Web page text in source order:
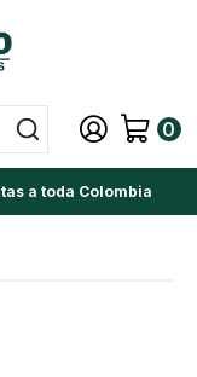
0
a toda Colombia